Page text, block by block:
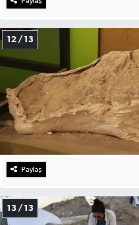
12 / 13
Paylaş
13 / 13